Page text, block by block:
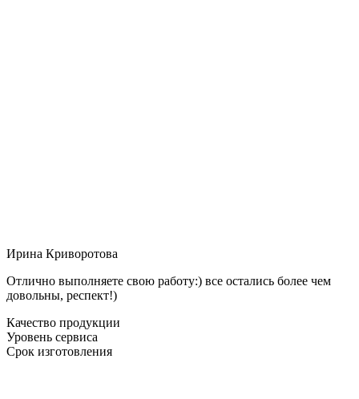
Ирина Криворотова
Отлично выполняете свою работу:) все остались более чем
довольны, респект!)
Качество продукции
Уровень сервиса
Срок изготовления